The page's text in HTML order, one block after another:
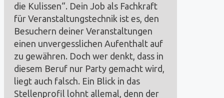
die Kulissen“. Dein Job als Fachkraft
für Veranstaltungstechnik ist es, den
Besuchern deiner Veranstaltungen
einen unvergesslichen Aufenthalt auf
zu gewähren. Doch wer denkt, dass in
diesem Beruf nur Party gemacht wird,
liegt auch falsch. Ein Blick in das
Stellenprofil lohnt allemal, denn der